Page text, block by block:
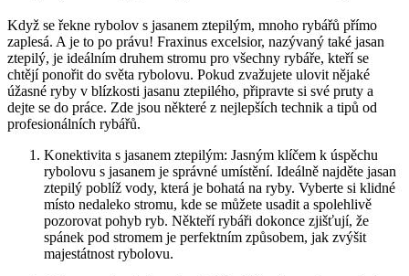
Když se⁢ řekne rybolov s‍ jasanem ztepilým, mnoho⁤ rybářů přímo
zaplesá. A​ je ‍to po právu! Fraxinus excelsior, ​nazývaný také jasan
ztepilý, je ideálním druhem ⁢stromu pro všechny rybáře, kteří se
chtějí ponořit do světa rybolovu. Pokud zvažujete ulovit nějaké
úžasné ⁣ryby v blízkosti ​jasanu ztepilého, připravte si své ‌pruty a
dejte se do práce. Zde⁣ jsou některé z nejlepších technik a ‌tipů od
profesionálních rybářů.
Konektivita s jasanem ztepilým: Jasným klíčem k​ úspěchu
rybolovu s jasanem je správné umístění. Ideálně najděte jasan
ztepilý poblíž vody, která⁢ je bohatá na ⁢ryby. Vyberte si klidné
místo nedaleko stromu, kde se můžete usadit a spolehlivě
pozorovat pohyb ryb. Někteří rybáři dokonce zjišťují, že
spánek‌ pod stromem je perfektním způsobem, jak zvýšit
majestátnost rybolovu.